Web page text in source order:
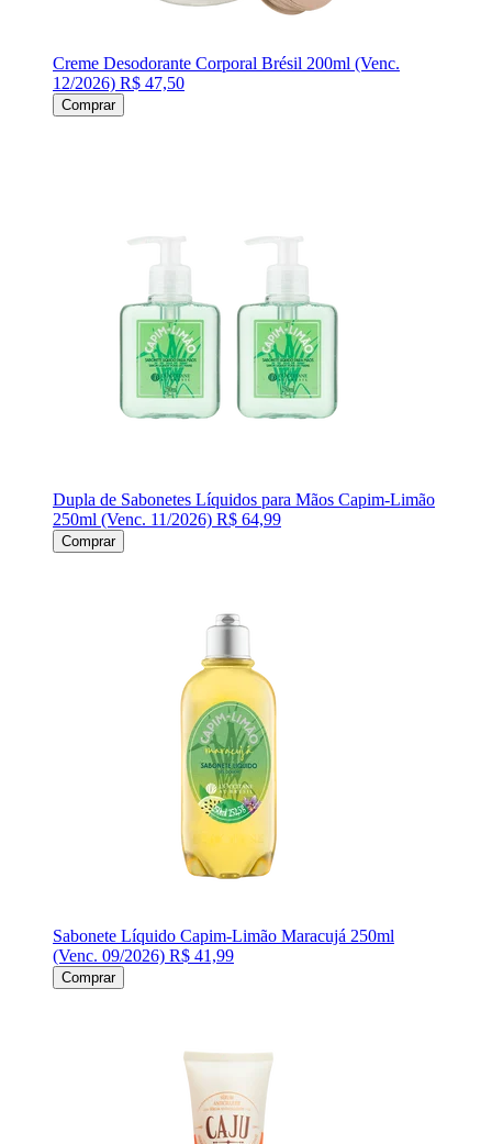
Creme Desodorante Corporal Brésil 200ml (Venc.
12/2026) R$ 47,50
Comprar
Dupla de Sabonetes Líquidos para Mãos Capim-Limão
250ml (Venc. 11/2026) R$ 64,99
Comprar
Sabonete Líquido Capim-Limão Maracujá 250ml
(Venc. 09/2026) R$ 41,99
Comprar